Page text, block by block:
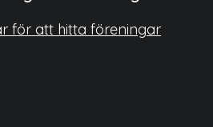
för att hitta föreningar